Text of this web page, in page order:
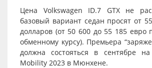
Цена Volkswagen ID.7 GTX не
базовый вариант седан просят от
долларов (от 50 600 до 55 185 евро
обменному курсу). Премьера
должна состояться в сентябре
Mobility 2023 в Мюнхене.